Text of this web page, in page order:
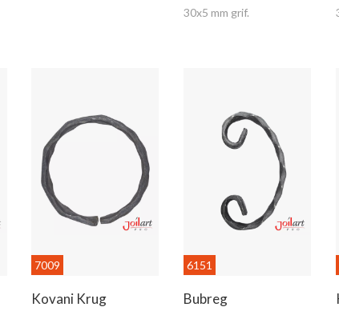
30x5 mm grif.
7009
Kovani Krug
6151
Bubreg